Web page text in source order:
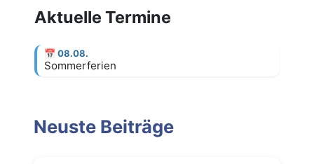
Aktuelle Termine
📅 08.08.
Sommerferien
Neuste Beiträge